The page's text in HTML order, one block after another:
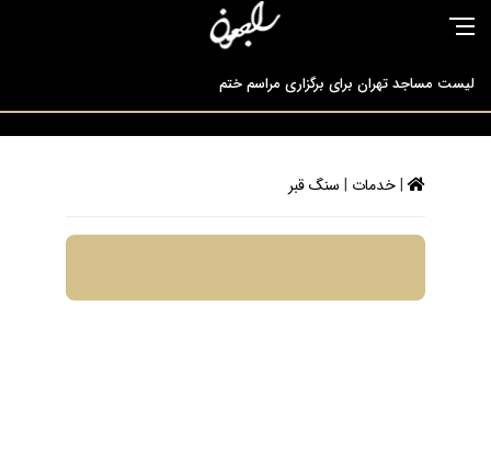
لیست مساجد تهران برای برگزاری مراسم ختم
راجعون مرجع تخصصی ارائه دهندگان خدمات ترحیم
|خدمات | سنگ قبر